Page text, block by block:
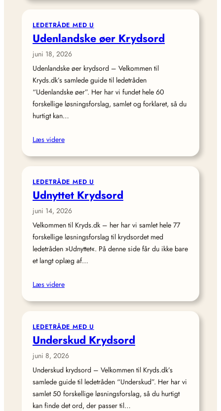
LEDETRÅDE MED U
Udenlandske øer Krydsord
juni 18, 2026
Udenlandske øer krydsord – Velkommen til
Kryds.dk’s samlede guide til ledetråden
“Udenlandske øer”. Her har vi fundet hele 60
forskellige løsningsforslag, samlet og forklaret, så du
hurtigt kan…
Læs videre
LEDETRÅDE MED U
Udnyttet Krydsord
juni 14, 2026
Velkommen til Kryds.dk – her har vi samlet hele 77
forskellige løsningsforslag til krydsordet med
ledetråden »Udnyttet«. På denne side får du ikke bare
et langt oplæg af…
Læs videre
LEDETRÅDE MED U
Underskud Krydsord
juni 8, 2026
Underskud krydsord – Velkommen til Kryds.dk’s
samlede guide til ledetråden “Underskud”. Her har vi
samlet 50 forskellige løsningsforslag, så du hurtigt
kan finde det ord, der passer til…